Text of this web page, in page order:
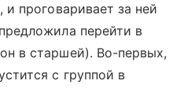
и проговаривает за ней
перейти в
в старшей). Во-первых,
с группой в